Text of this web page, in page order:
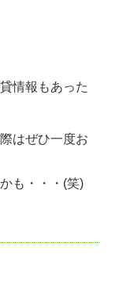
情報もあった
はぜひ一度お
も・・・(笑)